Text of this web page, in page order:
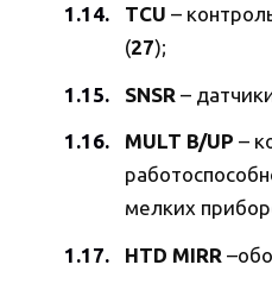
TCU –
(27);
SNSR –
MULT B/UP –
мелких
HTD MIRR